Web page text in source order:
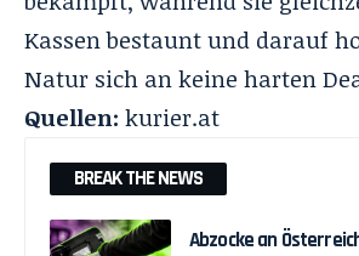
Kassen bestaunt und darauf
Natur sich an keine harten
Quellen: kurier.at
BREAK THE NEWS
Abzocke an